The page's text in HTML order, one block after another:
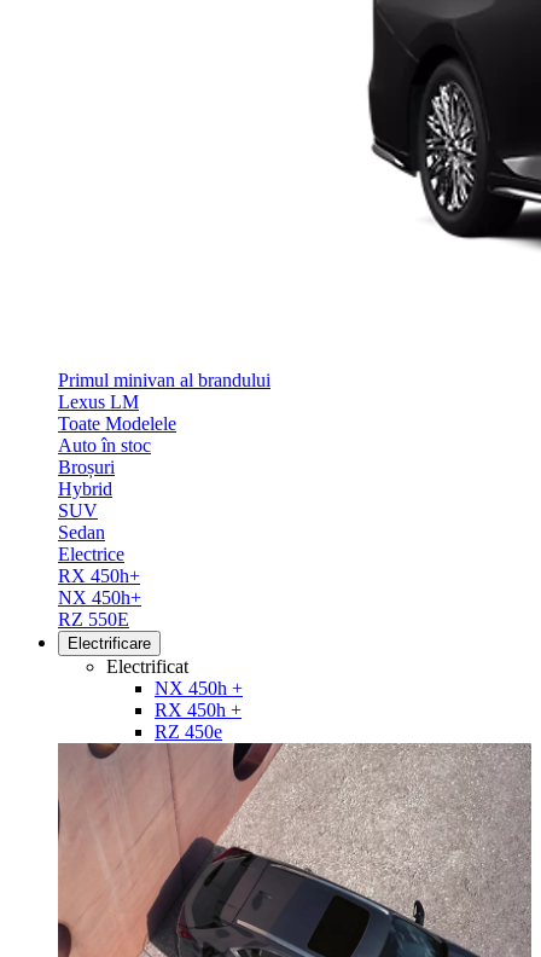
Primul minivan al brandului
Lexus LM
Toate Modelele
Auto în stoc
Broșuri
Hybrid
SUV
Sedan
Electrice
RX 450h+
NX 450h+
RZ 550E
Electrificare
Electrificat
NX 450h +
RX 450h +
RZ 450e